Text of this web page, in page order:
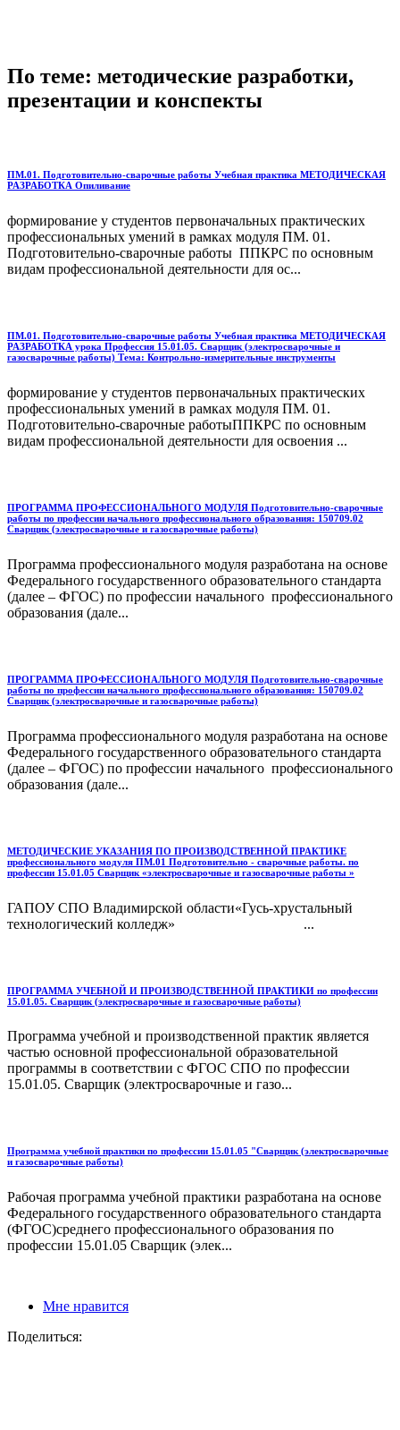
По теме: методические разработки,
презентации и конспекты
ПМ.01. Подготовительно-сварочные работы Учебная практика МЕТОДИЧЕСКАЯ
РАЗРАБОТКА Опиливание
формирование у студентов первоначальных практических
профессиональных умений в рамках модуля ПМ. 01.
Подготовительно-сварочные работы ППКРС по основным
видам профессиональной деятельности для ос...
ПМ.01. Подготовительно-сварочные работы Учебная практика МЕТОДИЧЕСКАЯ
РАЗРАБОТКА урока Профессия 15.01.05. Сварщик (электросварочные и
газосварочные работы) Тема: Контрольно-измерительные инструменты
формирование у студентов первоначальных практических
профессиональных умений в рамках модуля ПМ. 01.
Подготовительно-сварочные работыППКРС по основным
видам профессиональной деятельности для освоения ...
ПРОГРАММА ПРОФЕССИОНАЛЬНОГО МОДУЛЯ Подготовительно-сварочные
работы по профессии начального профессионального образования: 150709.02
Сварщик (электросварочные и газосварочные работы)
Программа профессионального модуля разработана на основе
Федерального государственного образовательного стандарта
(далее – ФГОС) по профессии начального профессионального
образования (дале...
ПРОГРАММА ПРОФЕССИОНАЛЬНОГО МОДУЛЯ Подготовительно-сварочные
работы по профессии начального профессионального образования: 150709.02
Сварщик (электросварочные и газосварочные работы)
Программа профессионального модуля разработана на основе
Федерального государственного образовательного стандарта
(далее – ФГОС) по профессии начального профессионального
образования (дале...
МЕТОДИЧЕСКИЕ УКАЗАНИЯ ПО ПРОИЗВОДСТВЕННОЙ ПРАКТИКЕ
профессионального модуля ПМ.01 Подготовительно - сварочные работы. по
профессии 15.01.05 Сварщик «электросварочные и газосварочные работы »
ГАПОУ СПО Владимирской области«Гусь-хрустальный
технологический колледж» ...
ПРОГРАММА УЧЕБНОЙ И ПРОИЗВОДСТВЕННОЙ ПРАКТИКИ по профессии
15.01.05. Сварщик (электросварочные и газосварочные работы)
Программа учебной и производственной практик является
частью основной профессиональной образовательной
программы в соответствии с ФГОС СПО по профессии
15.01.05. Сварщик (электросварочные и газо...
Программа учебной практики по профессии 15.01.05 "Сварщик (электросварочные
и газосварочные работы)
Рабочая программа учебной практики разработана на основе
Федерального государственного образовательного стандарта
(ФГОС)среднего профессионального образования по
профессии 15.01.05 Сварщик (элек...
Мне нравится
Поделиться: